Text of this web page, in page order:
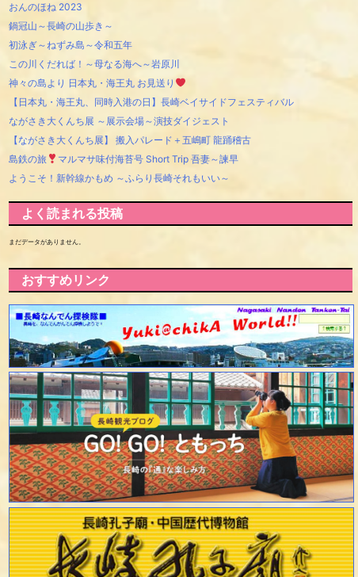
おんのほね 2023
鍋冠山～長崎の山歩き～
初泳ぎ～ねずみ島～令和五年
この川くだれば！～母なる海へ～岩原川
神々の島より 日本丸・海王丸 お見送り
【日本丸・海王丸、同時入港の日】長崎ベイサイドフェスティバル
ながさき大くんち展 ～展示会場～演技ダイジェスト
【ながさき大くんち展】 搬入パレード＋五嶋町 龍踊稽古
島鉄の旅
マルマサ味付海苔号 Short Trip 吾妻～諫早
ようこそ！新幹線かもめ ～ふらり長崎それもいい～
よく読まれる投稿
まだデータがありません。
おすすめリンク